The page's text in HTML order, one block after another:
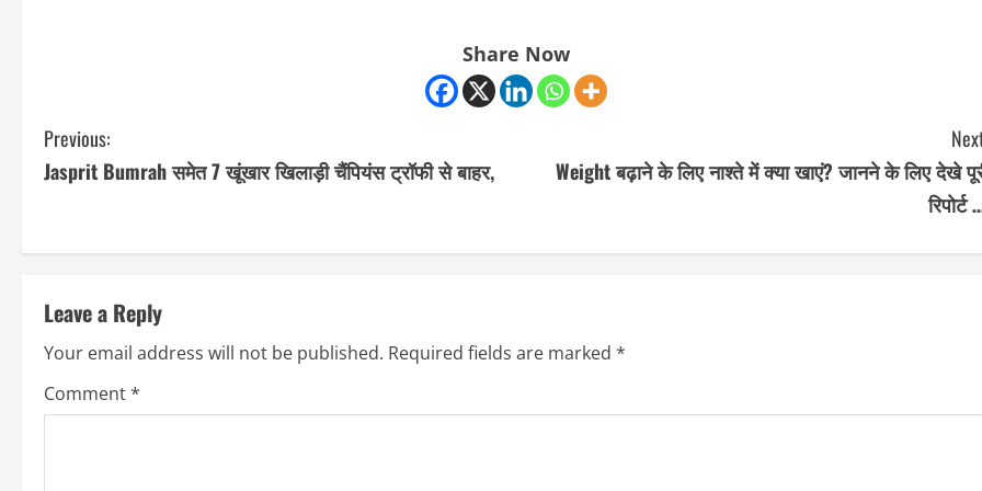
Share Now
C
o
i
n
u
Previous:
Jasprit Bumrah समेत 7 खूंखार खिलाड़ी चैंपियंस ट्रॉफी से बाहर,
Weight बढ़ाने के लिए नाश्ते में क्या खाएं? जानने के लिए देखे
रिपोर्ट
Leave a Reply
Your email address will not be published. Required fields are marked *
Comment*